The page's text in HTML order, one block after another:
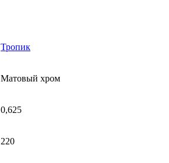
Тропик
Матовый хром
0,625
220